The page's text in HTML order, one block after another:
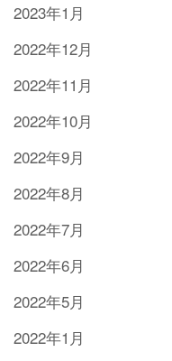
2023年1月
2022年12月
2022年11月
2022年10月
2022年9月
2022年8月
2022年7月
2022年6月
2022年5月
2022年1月